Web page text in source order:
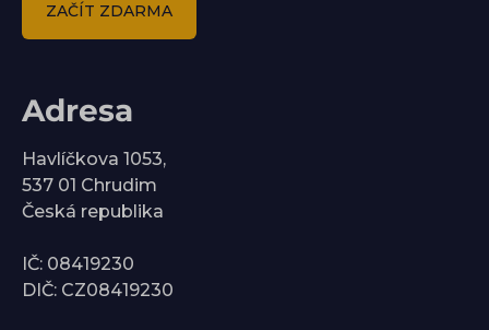
ZAČÍT ZDARMA
Adresa
Havlíčkova 1053,
537 01 Chrudim
Česká republika
IČ: 08419230
DIČ: CZ08419230